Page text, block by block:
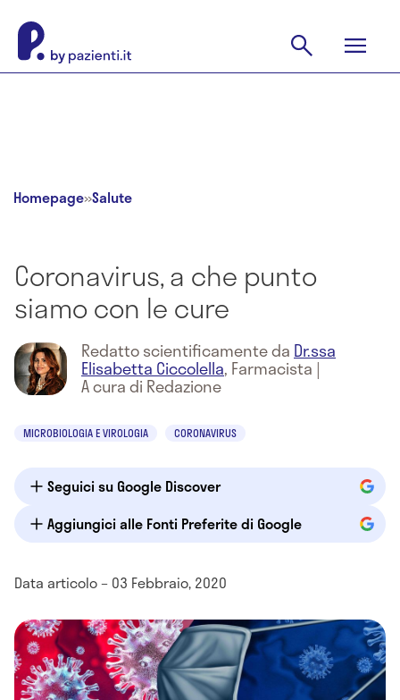
Homepage»Salute
Coronavirus, a che punto
siamo con le cure
Redatto scientificamente da Dr.ssa
Elisabetta Ciccolella, Farmacista |
A cura di Redazione
MICROBIOLOGIA E VIROLOGIA CORONAVIRUS
Seguici su Google Discover
Aggiungici alle Fonti Preferite di Google
Data articolo – 03 Febbraio, 2020